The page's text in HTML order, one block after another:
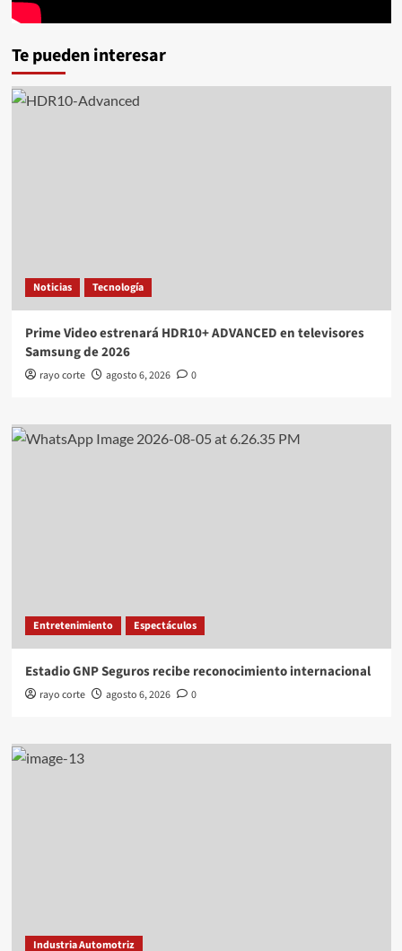
Te pueden interesar
Noticias Tecnología
Prime Video estrenará HDR10+ ADVANCED en televisores
Samsung de 2026
rayo corte agosto 6, 2026 0
Entretenimiento Espectáculos
Estadio GNP Seguros recibe reconocimiento internacional
rayo corte agosto 6, 2026 0
Industria Automotriz